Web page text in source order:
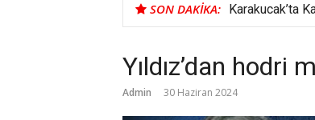
SON DAKIKA: Karakucak’ta
Yıldız’dan hodri
Admin 30 Haziran 2024